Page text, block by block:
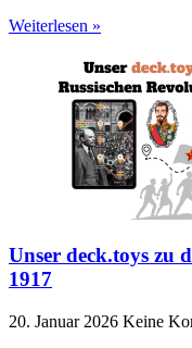
Weiterlesen »
Unser deck.toys zu
1917
20. Januar 2026 Keine